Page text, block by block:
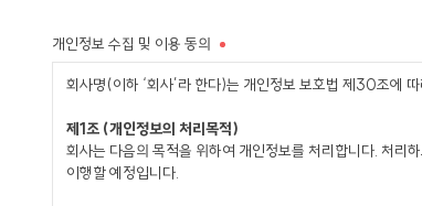
개인정보 수집 및 이용 동의
회사명(이하 ‘회사’라 한다)는 개인정보 보호법 제30조에
제1조 (개인정보의 처리목적)
회사는 다음의 목적을 위하여 개인정보를 처리합니다. 처리
이행할 예정입니다.